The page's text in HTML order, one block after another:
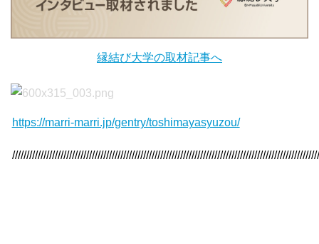
縁結び大学の取材記事へ
https://marri-marri.jp/gentry/toshimayasyuzou/